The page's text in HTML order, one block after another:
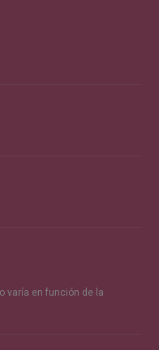
varía en función de la